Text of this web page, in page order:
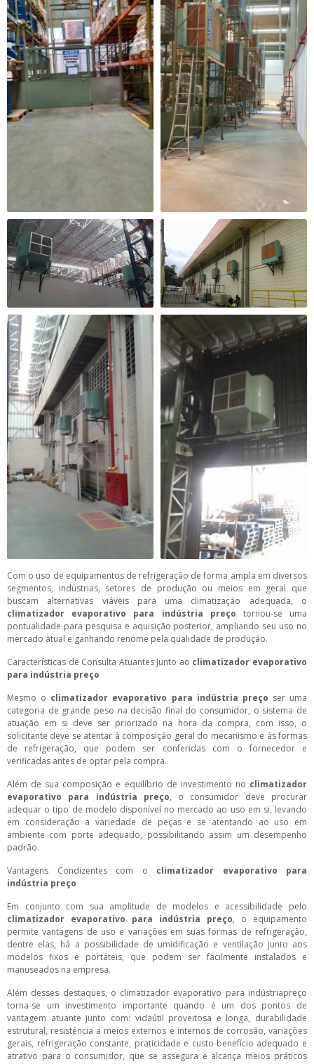
Com o uso de equipamentos de refrigeração de forma ampla em diversos
segmentos, indústrias, setores de produção ou meios em geral que
buscam alternativas viáveis para uma climatização adequada, o
climatizador evaporativo para indústria preço tornou-se uma
pontualidade para pesquisa e aquisição posterior, ampliando seu uso no
mercado atual e ganhando renome pela qualidade de produção.
Características de Consulta Atuantes Junto ao climatizador evaporativo
para indústria preço
Mesmo o climatizador evaporativo para indústria preço ser uma
categoria de grande peso na decisão final do consumidor, o sistema de
atuação em si deve ser priorizado na hora da compra, com isso, o
solicitante deve se atentar à composição geral do mecanismo e às formas
de refrigeração, que podem ser conferidas com o fornecedor e
verificadas antes de optar pela compra.
Além de sua composição e equilíbrio de investimento no climatizador
evaporativo para indústria preço, o consumidor deve procurar
adequar o tipo de modelo disponível no mercado ao uso em si, levando
em consideração a variedade de peças e se atentando ao uso em
ambiente com porte adequado, possibilitando assim um desempenho
padrão.
Vantagens Condizentes com o climatizador evaporativo para
indústria preço
Em conjunto com sua amplitude de modelos e acessibilidade pelo
climatizador evaporativo para indústria preço, o equipamento
permite vantagens de uso e variações em suas formas de refrigeração,
dentre elas, há a possibilidade de umidificação e ventilação junto aos
modelos fixos e portáteis, que podem ser facilmente instalados e
manuseados na empresa.
Além desses destaques, o climatizador evaporativo para indústriapreço
torna-se um investimento importante quando é um dos pontos de
vantagem atuante junto com: vidaútil proveitosa e longa, durabilidade
estrutural, resistência a meios externos e internos de corrosão, variações
gerais, refrigeração constante, praticidade e custo-benefício adequado e
atrativo para o consumidor, que se assegura e alcança meios práticos